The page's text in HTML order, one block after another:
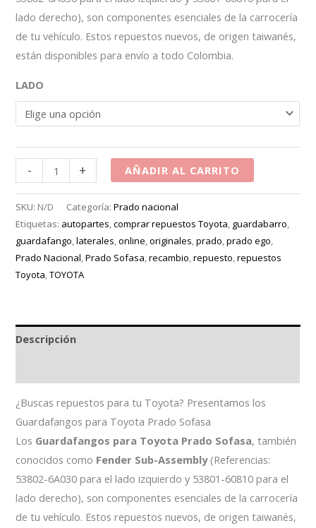
lado derecho), son componentes esenciales de la carrocería
de tu vehículo. Estos repuestos nuevos, de origen taiwanés,
están disponibles para envío a todo Colombia.
LADO
- + AÑADIR AL CARRITO
SKU: N/D Categoría:Prado nacional
Etiquetas: autopartes,comprar repuestos Toyota, guardabarro,
guardafango,laterales,online,originales,prado,prado ego,
Prado Nacional,Prado Sofasa,recambio,repuesto,repuestos
Toyota,TOYOTA
Descripción
¿Buscas repuestos para tu Toyota? Presentamos los
Guardafangos para Toyota Prado Sofasa
Los Guardafangos para Toyota Prado Sofasa, también
conocidos como Fender Sub-Assembly(Referencias:
53802-6A030 para el lado izquierdo y 53801-60810 para el
lado derecho), son componentes esenciales de la carrocería
de tu vehículo. Estos repuestos nuevos, de origen taiwanés,